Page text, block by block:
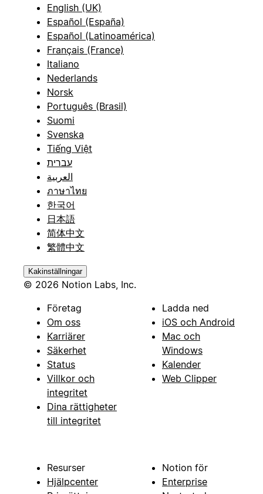
English (UK)
Español (España)
Español (Latinoamérica)
Français (France)
Italiano
Nederlands
Norsk
Português (Brasil)
Suomi
Svenska
Tiếng Việt
עברית
العربية
ภาษาไทย
한국어
日本語
简体中文
繁體中文
Kakinställningar
© 2026 Notion Labs, Inc.
Företag
Om oss
Karriärer
Säkerhet
Status
Villkor och
integritet
Dina rättigheter
till integritet
Ladda ned
iOS och Android
Mac och
Windows
Kalender
Web Clipper
Resurser
Hjälpcenter
Notion för
Enterprise